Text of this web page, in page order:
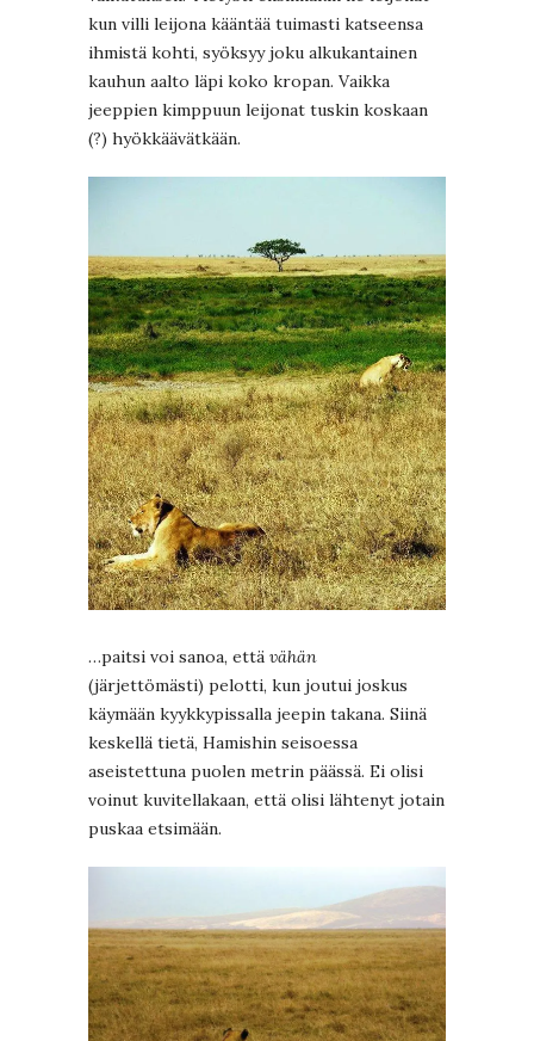
kun villi leijona kääntää tuimasti katseensa
ihmistä kohti, syöksyy joku alkukantainen
kauhun aalto läpi koko kropan. Vaikka
jeeppien kimppuun leijonat tuskin koskaan
(?) hyökkäävätkään.
…paitsi voi sanoa, että vähän
(järjettömästi) pelotti, kun joutui joskus
käymään kyykkypissalla jeepin takana. Siinä
keskellä tietä, Hamishin seisoessa
aseistettuna puolen metrin päässä. Ei olisi
voinut kuvitellakaan, että olisi lähtenyt jotain
puskaa etsimään.